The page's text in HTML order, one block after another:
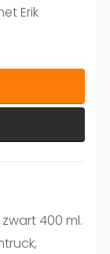
Erik
zwart 400 ml.